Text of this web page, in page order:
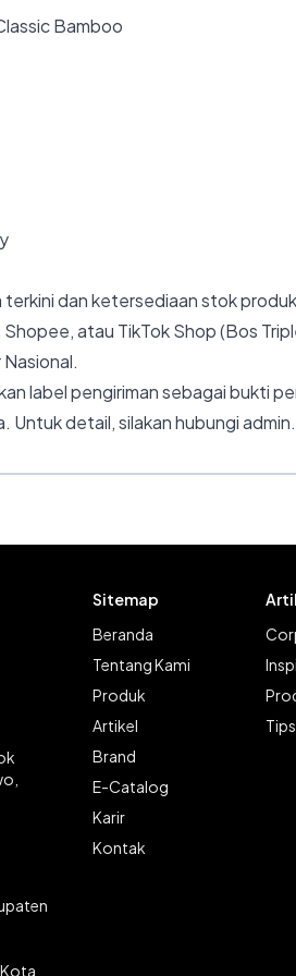
Bamboo
dan ketersediaan stok
atau TikTok Shop (Bos
label pengiriman sebagai bukti
Untuk detail, silakan hubungi admin.
Sitemap
Beranda
Tentang Kami
Produk
Artikel
Brand
E-Catalog
Karir
Kontak